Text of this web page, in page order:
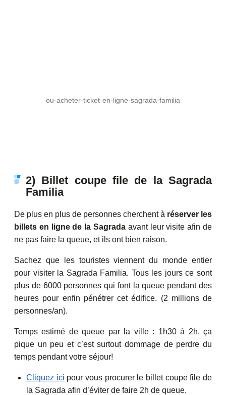
ou-acheter-ticket-en-ligne-sagrada-familia
2) Billet coupe file de la Sagrada
Familia
De plus en plus de personnes cherchent à réserver les
billets en ligne de la Sagrada avant leur visite afin de
ne pas faire la queue, et ils ont bien raison.
Sachez que les touristes viennent du monde entier
pour visiter la Sagrada Familia. Tous les jours ce sont
plus de 6000 personnes qui font la queue pendant des
heures pour enfin pénétrer cet édifice. (2 millions de
personnes/an).
Temps estimé de queue par la ville : 1h30 à 2h, ça
pique un peu et c’est surtout dommage de perdre du
temps pendant votre séjour!
Cliquez ici pour vous procurer le billet coupe file de
la Sagrada afin d’éviter de faire 2h de queue.